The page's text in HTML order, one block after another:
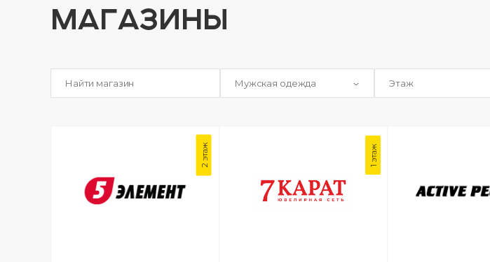
МАГАЗИНЫ
Мужская одежда Этаж
2 этаж 1 этаж